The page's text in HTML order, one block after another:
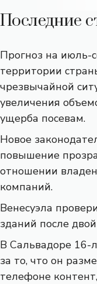
Последние
Прогноз на июль-
территории
чрезвычайной
увеличения
ущерба посевам.
Новое
повышение
отношении
компаний.
Венесуэла
зданий после
В Сальвадоре 16-
за то, что он
телефоне